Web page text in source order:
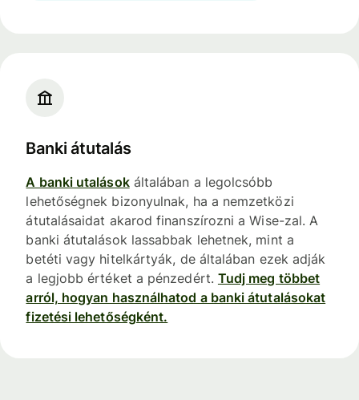
Banki átutalás
A banki utalásokáltalában a legolcsóbb
lehetőségnek bizonyulnak, ha a nemzetközi
átutalásaidat akarod finanszírozni a Wise-zal. A
banki átutalások lassabbak lehetnek, mint a
betéti vagy hitelkártyák, de általában ezek adják
a legjobb értéket a pénzedért. Tudj meg többet
arról, hogyan használhatod a banki átutalásokat
fizetési lehetőségként.